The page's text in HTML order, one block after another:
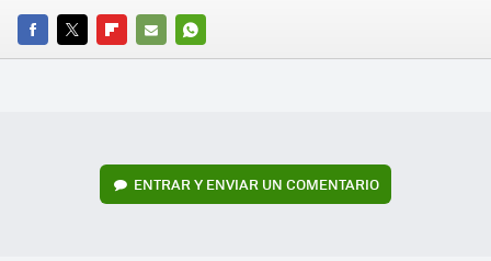
FACEBOOK
TWITTERFLIPBOARD
E-
WHATSAPP
ENTRAR Y ENVIAR UN COMENTARIO